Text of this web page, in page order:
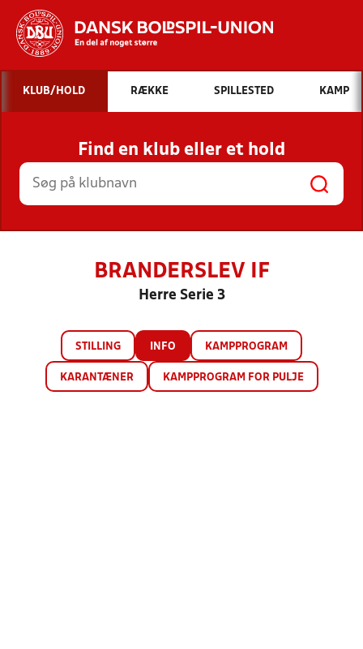
Hvad vil du søge efter?
INDHOLD OG NYHEDER
STILLINGER, RESULTATER, KLUBBER OG
HOLD
KLUB/HOLD RÆKKE SPILLESTED KAMP
Find en klub eller et hold
BRANDERSLEV IF
Herre Serie 3
STILLING INFO KAMPPROGRAM
KARANTÆNER KAMPPROGRAM FOR PULJE